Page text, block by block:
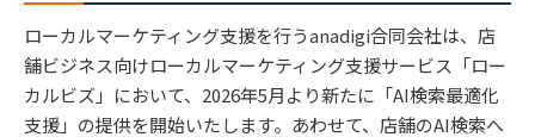
ローカルマーケティング支援を行うanadigi合同会社は、店
舗ビジネス向けローカルマーケティング支援サービス「ロー
カルビズ」において、2026年5月より新たに「AI検索最適化
支援」の提供を開始いたします。あわせて、店舗のAI検索へ